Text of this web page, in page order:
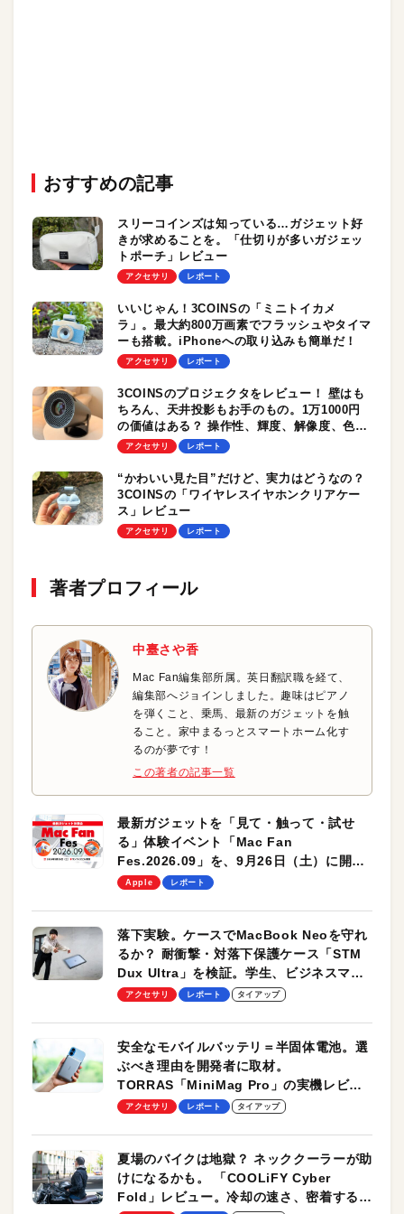
おすすめの記事
スリーコインズは知っている…ガジェット好
きが求めることを。「仕切りが多いガジェッ
トポーチ」レビュー
アクセサリ レポート
いいじゃん！3COINSの「ミニトイカメ
ラ」。最大約800万画素でフラッシュやタイマ
ーも搭載。iPhoneへの取り込みも簡単だ！
アクセサリ レポート
3COINSのプロジェクタをレビュー！ 壁はも
ちろん、天井投影もお手のもの。1万1000円
の価値はある？ 操作性、輝度、解像度、色表
現をチェック
アクセサリ レポート
“かわいい見た目”だけど、実力はどうなの？
3COINSの「ワイヤレスイヤホンクリアケー
ス」レビュー
アクセサリ レポート
著者プロフィール
中臺さや香
Mac Fan編集部所属。英日翻訳職を経て、
編集部へジョインしました。趣味はピアノ
を弾くこと、乗馬、最新のガジェットを触
ること。家中まるっとスマートホーム化す
るのが夢です！
この著者の記事一覧
最新ガジェットを「見て・触って・試せ
る」体験イベント「Mac Fan
Fes.2026.09」を、9月26日（土）に開催
します！
Apple レポート
落下実験。ケースでMacBook Neoを守れ
るか？ 耐衝撃・対落下保護ケース「STM
Dux Ultra」を検証。学生、ビジネスマン
のモバイルユースに最適！
アクセサリ レポート タイアップ
安全なモバイルバッテリ＝半固体電池。選
ぶべき理由を開発者に取材。
TORRAS「MiniMag Pro」の実機レビュ
ーも
アクセサリ レポート タイアップ
夏場のバイクは地獄？ ネッククーラーが助
けになるかも。 「COOLiFY Cyber
Fold」レビュー。冷却の速さ、密着する冷